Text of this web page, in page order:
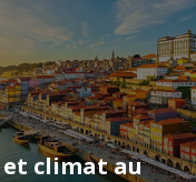
et climat au